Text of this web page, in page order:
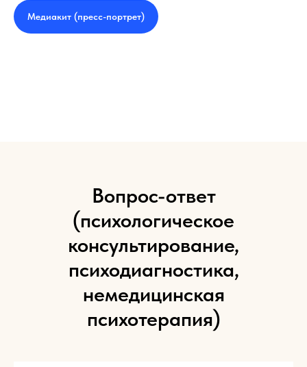
Медиакит (пресс-портрет)
Вопрос-ответ
(психологическое
консультирование,
психодиагностика,
немедицинская
психотерапия)